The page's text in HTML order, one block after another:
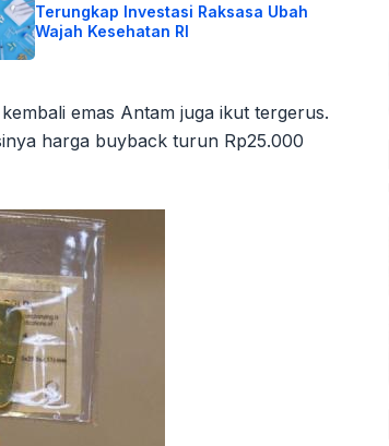
Terungkap Investasi Raksasa Ubah
Wajah Kesehatan RI
emas Antam juga ikut tergerus.
harga buyback turun Rp25.000